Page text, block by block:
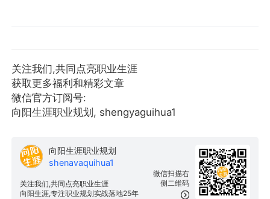
关注我们,共同点亮职业生涯
获取更多福利和精彩文章
微信官方订阅号:
向阳生涯职业规划, shengyaguihua1
微信扫描右
侧二维码
向阳生涯职业规划
shenavaquihua1
关注我们,共同点亮职业生涯
向阳生涯,专注职业规划实战落地25年